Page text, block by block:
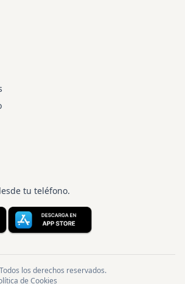
tu teléfono.
los derechos reservados.
de Cookies